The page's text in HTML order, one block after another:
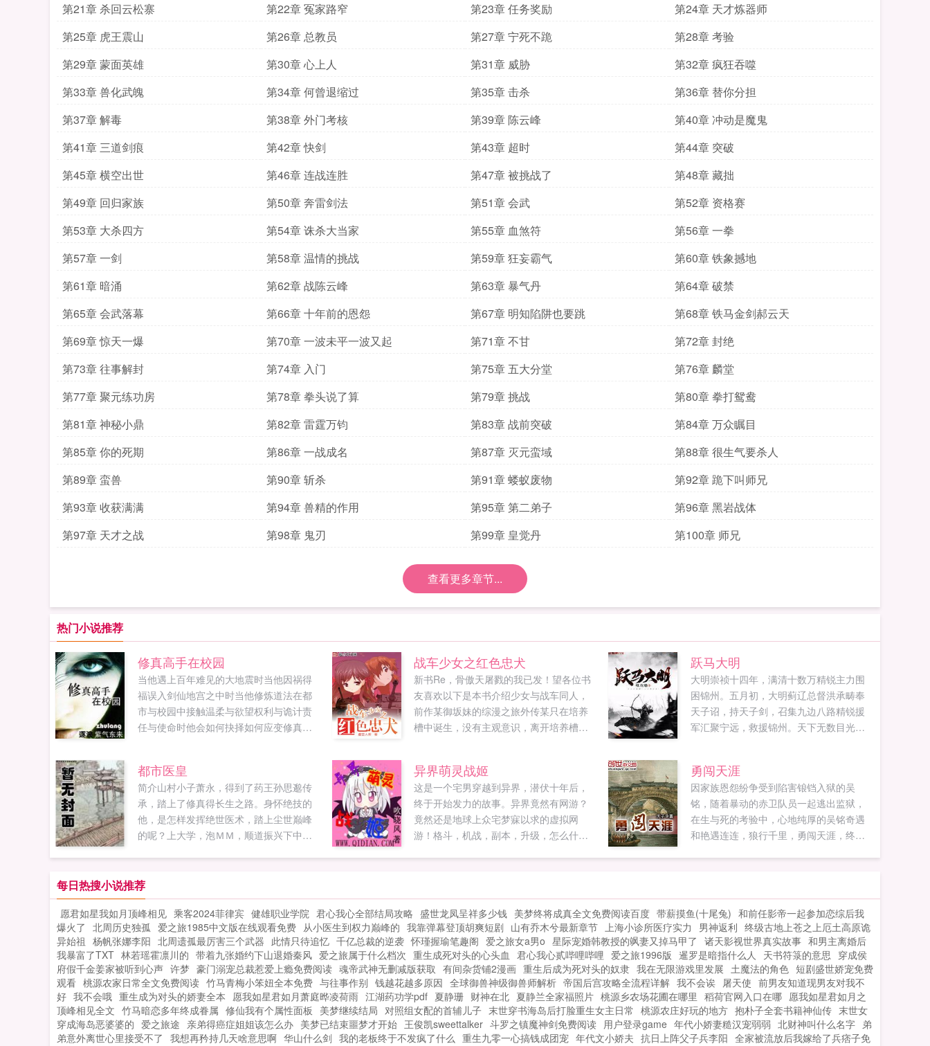
第21章 杀回云松寨
第22章 冤家路窄 第23章 任务奖励
第24章 天才炼器师
第25章 虎王震山
第26章 总教员 第27章 宁死不跪
第28章 考验
第29章 蒙面英雄
第30章 心上人 第31章 威胁
第32章 疯狂吞噬
第33章 兽化武魄
第34章 何曾退缩过 第35章 击杀
第36章 替你分担
第37章 解毒
第38章 外门考核 第39章 陈云峰
第40章 冲动是魔鬼
第41章 三道剑痕
第42章 快剑 第43章 超时
第44章 突破
第45章 横空出世
第46章 连战连胜 第47章 被挑战了
第48章 藏拙
第49章 回归家族
第50章 奔雷剑法 第51章 会武
第52章 资格赛
第53章 大杀四方
第54章 诛杀大当家 第55章 血煞符
第56章 一拳
第57章 一剑
第58章 温情的挑战 第59章 狂妄霸气
第60章 铁象撼地
第61章 暗涌
第62章 战陈云峰 第63章 暴气丹
第64章 破禁
第65章 会武落幕
第66章 十年前的恩怨 第67章 明知陷阱也要跳
第68章 铁马金剑郝云天
第69章 惊天一爆
第70章 一波未平一波又起 第71章 不甘
第72章 封绝
第73章 往事解封
第74章 入门 第75章 五大分堂
第76章 麟堂
第77章 聚元练功房
第78章 拳头说了算 第79章 挑战
第80章 拳打鸳鸯
第81章 神秘小鼎
第82章 雷霆万钧 第83章 战前突破
第84章 万众瞩目
第85章 你的死期
第86章 一战成名 第87章 灭元蛮域
第88章 很生气要杀人
第89章 蛮兽
第90章 斩杀 第91章 蝼蚁废物
第92章 跪下叫师兄
第93章 收获满满
第94章 兽精的作用 第95章 第二弟子
第96章 黑岩战体
第97章 天才之战
第98章 鬼刃 第99章 皇觉丹 第100章 师兄
查看更多章节...
热门小说推荐
修真高手在校园
当他遇上百年难见的大地震时当他因祸得
福误入剑仙地宫之中时当他修炼道法在都
市与校园中接触温柔与欲望权利与诡计责
任与使命时他会如何抉择如何应变修真高
战车少女之红色忠犬
新书Re，骨傲天屠戮的我已发！望各位书
友喜欢以下是本书介绍少女与战车同人，
前作某御坂妹的综漫之旅外传某只在培养
槽中诞生，没有主观意识，离开培养槽不
界转生了。还获得了金手指一般的战车道
系统，但是惠里莎太好了，虽然不知...
跃马大明
大明崇祯十四年，满清十数万精锐主力围
困锦州。五月初，大明蓟辽总督洪承畴奉
天子诏，持天子剑，召集九边八路精锐援
军汇聚宁远，救援锦州。天下无数目光汇
时，宁远城外，迎来一名新兵三十功名尘
与土，八千里路云和月，多少英雄豪
杰？！捐躯报家国，九死尤未悔！！！各
位书友要是觉得跃马大明还不错的话请不
要忘记向您QQ群和微博里的朋友推荐哦！
跃马大明最新章节跃马大明无弹窗跃马大
朋友推荐哦！...
都市医皇
简介山村小子萧永，得到了药王孙思邈传
承，踏上了修真得长生之路。身怀绝技的
他，是怎样发挥绝世医术，踏上尘世巅峰
的呢？上大学，泡ＭＭ，顺道振兴下中
化那些送上门的无知二世祖！无畏困阻，
勇往直前，创造出属于他的传奇，他就是
绝世医皇！爱小家族群202392595未满，
真心喜欢本书的童鞋，请入。Ps小玄在内
起点二组签约作品，童鞋们多多支持，给
小玄写书的动力小玄说本书多女主本书
YY，故事发生于平行世界，勿与现实对
照。...
异界萌灵战姬
这是一个宅男穿越到异界，潜伏十年后，
终于开始发力的故事。异界竟然有网游？
竟然还是地球上众宅梦寐以求的虚拟网
游！格斗，机战，副本，升级，怎么什么
前电影院门口写着的周末情侣半价，看着
从自己面前走过的一对牛头人情侣，久久
无语。他该说什么？烧死异性恋？其实，
在异界，除了战斗和妹子，还有很多事情
可以干。李云语群②⑧⑧①⑧③③⑥⑤...
勇闯天涯
因家族恩怨纷争受到陷害锒铛入狱的吴
铭，随着暴动的赤卫队员一起逃出监狱，
在生与死的考验中，心地纯厚的吴铭奇遇
和艳遇连连，狼行千里，勇闯天涯，终于
徐徐展开。至今为止，天子已经完成铁骨
傲气凛然越境鬼医热血燃烧大时代光速领
跑者再生传奇等九部作品，每一本都完
本，值得您的收藏和阅读！...
每日热搜小说推荐
愿君如星我如月顶峰相见 乘客2024菲律宾 健雄职业学院 君心我心全部结局攻略 盛世龙凤呈祥多少钱 美梦终将成真全文免费阅读百度 带薪摸鱼(十尾兔) 和前任影帝一起参加恋综后我
爆火了 北周历史独孤 爱之旅1985中文版在线观看免费 从小医生到权力巅峰的 我靠弹幕登顶胡爽短剧 山有乔木兮最新章节 上海小诊所医疗实力 男神返利 终级古地上苍之上厄土高原诡
异始祖 杨帆张娜李阳 北周遗孤最厉害三个武器 此情只待追忆 千亿总裁的逆袭 怀瑾握瑜笔趣阁 爱之旅女a男o 星际宠婚韩教授的飒妻又掉马甲了 诸天影视世界真实故事 和男主离婚后
我暴富了TXT 林若瑶霍凛川的 带着九张婚约下山退婚秦风 爱之旅属于什么档次 重生成死对头的心头血 君心我心贰哔哩哔哩 爱之旅1996版 暹罗是暗指什么人 天书符箓的意思 穿成侯
府假千金姜家被听到心声 许梦 豪门溺宠总裁惹爱上瘾免费阅读 魂帝武神无删减版获取 有间杂货铺2漫画 重生后成为死对头的奴隶 我在无限游戏里发展 土魔法的角色 短剧盛世娇宠免费
观看 桃源农家日常全文免费阅读 竹马青梅小笨妞全本免费 与往事作别 钱越花越多原因 全球御兽神级御兽师解析 帝国后宫攻略全流程详解 我不会诶 屠天使 前男友知道现男友对我不
好 我不会哦 重生成为对头的娇妻全本 愿我如星君如月萧庭晔凌荷雨 江湖药功学pdf 夏静珊 财神在北 夏静兰全家福照片 桃源乡农场花圃在哪里 稻荷官网入口在哪 愿我如星君如月之
顶峰相见全文 竹马暗恋多年终成眷属 修仙我有个属性面板 美梦继续结局 对照组女配的首辅儿子 末世穿书海岛后打脸重生女主日常 桃源农庄好玩的地方 抱朴子全套书籍神仙传 末世女
穿成海岛恶婆婆的 爱之旅途 亲弟得癌症姐姐该怎么办 美梦已结束噩梦才开始 王俊凯sweettalker 斗罗之镇魔神剑免费阅读 用户登录game 年代小娇妻糙汉宠弱弱 北财神叫什么名字 弟
弟意外离世心里接受不了 我想再矜持几天啥意思啊 华山什么剑 我的老板终于不发疯了什么 重生九零一心搞钱成团宠 年代文小娇夫 抗日上阵父子兵李阳 全家被流放后我嫁给了兵痞子免